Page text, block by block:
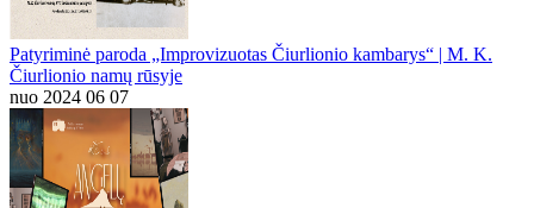
Patyriminė paroda „Improvizuotas Čiurlionio kambarys“ | M. K.
Čiurlionio namų rūsyje
nuo 2024 06 07